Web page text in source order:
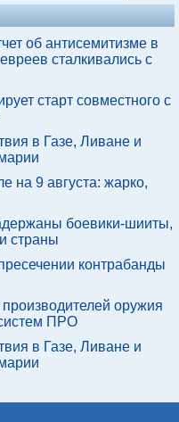
об антисемитизме в
сталкивались с
старт совместного с
в Газе, Ливане и
на 9 августа: жарко,
боевики-шииты,
страны
контрабанды
оружия
систем ПРО
в Газе, Ливане и